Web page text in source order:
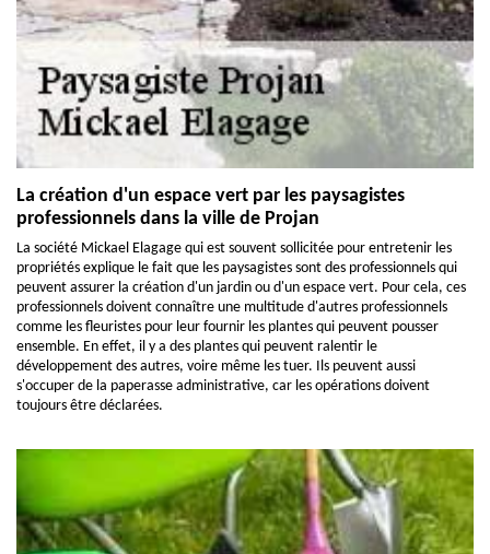
La création d'un espace vert par les paysagistes
professionnels dans la ville de Projan
La société Mickael Elagage qui est souvent sollicitée pour entretenir les
propriétés explique le fait que les paysagistes sont des professionnels qui
peuvent assurer la création d'un jardin ou d'un espace vert. Pour cela, ces
professionnels doivent connaître une multitude d'autres professionnels
comme les fleuristes pour leur fournir les plantes qui peuvent pousser
ensemble. En effet, il y a des plantes qui peuvent ralentir le
développement des autres, voire même les tuer. Ils peuvent aussi
s'occuper de la paperasse administrative, car les opérations doivent
toujours être déclarées.